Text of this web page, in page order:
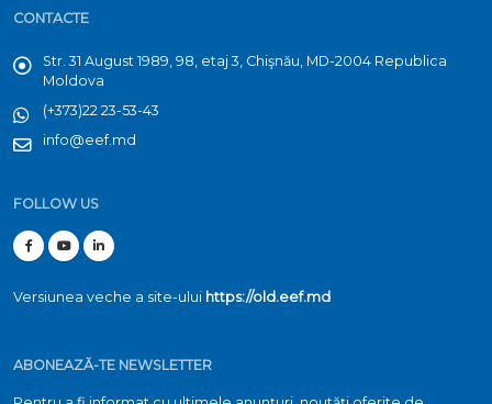
CONTACTE
Str. 31 August 1989, 98, etaj 3, Chişnău, MD-2004 Republica
Moldova
(+373)22 23-53-43
info@eef.md
FOLLOW US
Versiunea veche a site-ului https://old.eef.md
ABONEAZĂ-TE NEWSLETTER